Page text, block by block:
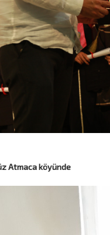
Atmaca köyünde